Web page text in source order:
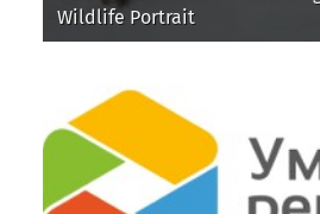
Wildlife Portrait